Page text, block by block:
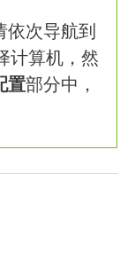
依次导航到
计算机，然
置部分中，